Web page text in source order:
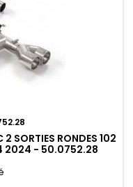
2 SORTIES RONDES 102
2024 - 50.0752.28